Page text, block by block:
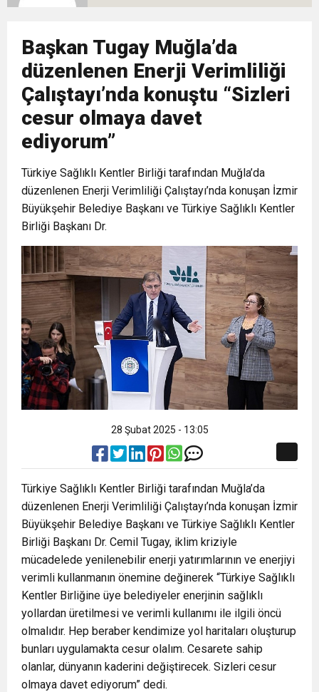
Gösterisi Yaptı
9:33 CHP’li 3 Genç Tutuklandı: Siyasi Saldırının
Hedefinde Mehmet Türkmen mi Var?
8:35 Anneler Günü’nde TAMEV ile İyilik ve Dayanışma
Buluşması
14:11 Buca’da Ruhsatı Tartışmalı İnşaat Meclis
Gündeminde: “Cumhurbaşkanı Kararnamesi
Bile Çiğnendi”
18:28 Eğitim Camiasının Yakından Tanıdığı İsim:
Abdulrezak Kaldan Torbalı Yolunda
Başkan Tugay Muğla’da
düzenlenen Enerji Verimliliği
Çalıştayı’nda konuştu “Sizleri
cesur olmaya davet
ediyorum”
Türkiye Sağlıklı Kentler Birliği tarafından Muğla’da
düzenlenen Enerji Verimliliği Çalıştayı’nda konuşan İzmir
Büyükşehir Belediye Başkanı ve Türkiye Sağlıklı Kentler
Birliği Başkanı Dr.
28 Şubat 2025 - 13:05
Türkiye Sağlıklı Kentler Birliği tarafından Muğla’da
düzenlenen Enerji Verimliliği Çalıştayı’nda konuşan İzmir
Büyükşehir Belediye Başkanı ve Türkiye Sağlıklı Kentler
Birliği Başkanı Dr. Cemil Tugay, iklim kriziyle
mücadelede yenilenebilir enerji yatırımlarının ve enerjiyi
verimli kullanmanın önemine değinerek “Türkiye Sağlıklı
Kentler Birliğine üye belediyeler enerjinin sağlıklı
yollardan üretilmesi ve verimli kullanımı ile ilgili öncü
olmalıdır. Hep beraber kendimize yol haritaları oluşturup
bunları uygulamakta cesur olalım. Cesarete sahip
olanlar, dünyanın kaderini değiştirecek. Sizleri cesur
olmaya davet ediyorum” dedi.